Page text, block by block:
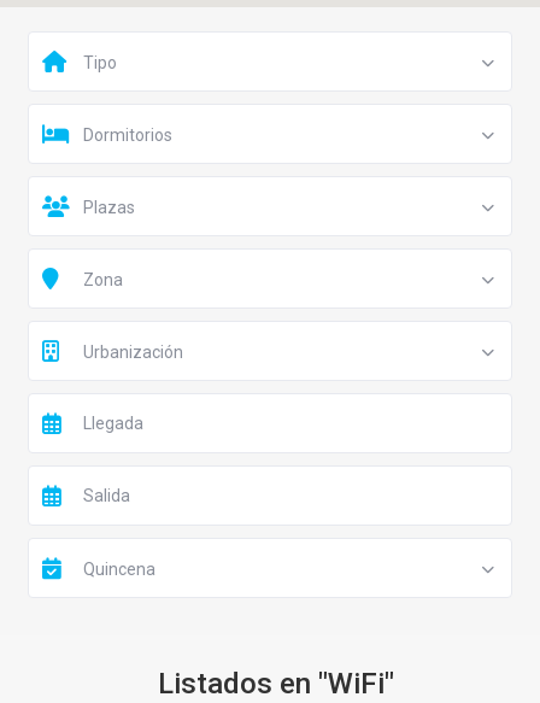
Tipo
Dormitorios
Plazas
Zona
Urbanización
Quincena
Listados en "WiFi"